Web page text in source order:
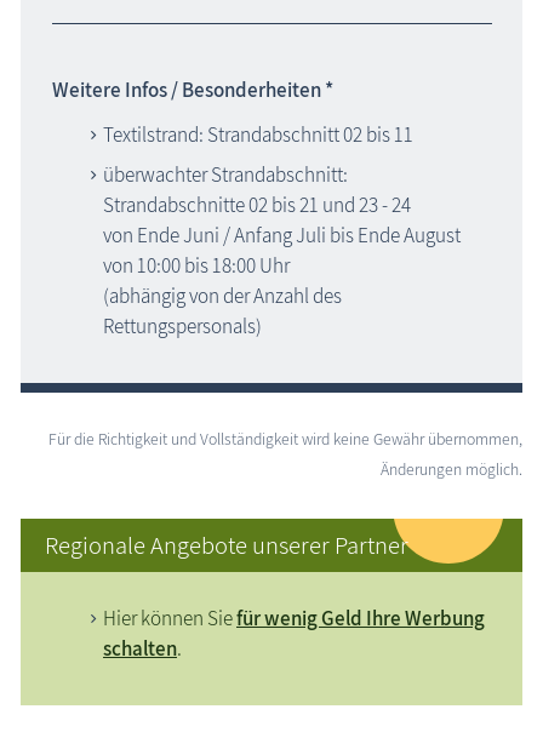
Weitere Infos / Besonderheiten *
Textilstrand: Strandabschnitt 02 bis 11
überwachter Strandabschnitt:
Strandabschnitte 02 bis 21 und 23 - 24
von Ende Juni / Anfang Juli bis Ende August
von 10:00 bis 18:00 Uhr
(abhängig von der Anzahl des
Rettungspersonals)
Für die Richtigkeit und Vollständigkeit wird keine Gewähr übernommen,
Änderungen möglich.
Regionale Angebote unserer Partner
Hier können Siefür wenig Geld Ihre Werbung
schalten.